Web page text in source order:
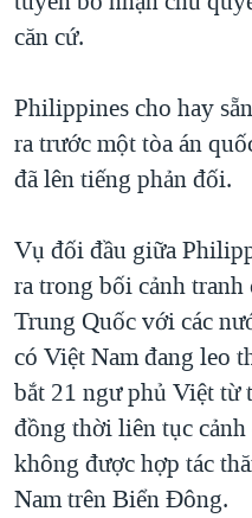
căn cứ.
Philippines cho hay
ra trước một tòa án
đã lên tiếng phản đối.
Vụ đối đầu giữa
ra trong bối cảnh
Trung Quốc với các
có Việt Nam đang leo
bắt 21 ngư phủ Việt từ
đồng thời liên tục
không được hợp tác
Nam trên Biển Đông.